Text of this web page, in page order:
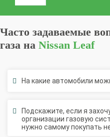
газа наNissan Leaf
организации газовую
нужно самому покупать